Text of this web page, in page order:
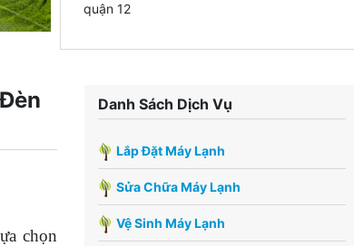
quận 12
chọn
Danh Sách Dịch Vụ
Lắp Đặt Máy Lạnh
Sửa Chữa Máy Lạnh
Vệ Sinh Máy Lạnh